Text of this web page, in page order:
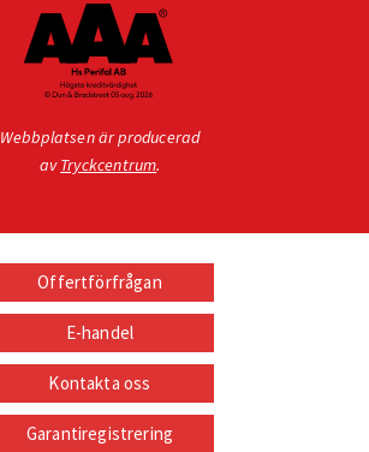
Webbplatsen är producerad
avTryckcentrum.
Offertförfrågan
E-handel
Kontakta oss
Garantiregistrering